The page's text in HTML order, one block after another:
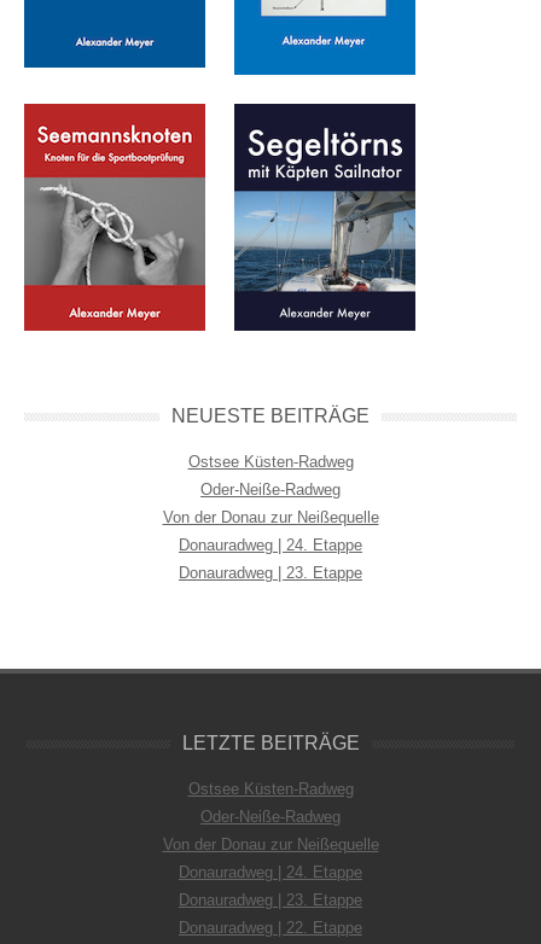
NEUESTE BEITRÄGE
Ostsee Küsten-Radweg
Oder-Neiße-Radweg
Von der Donau zur Neißequelle
Donauradweg | 24. Etappe
Donauradweg | 23. Etappe
LETZTE BEITRÄGE
Ostsee Küsten-Radweg
Oder-Neiße-Radweg
Von der Donau zur Neißequelle
Donauradweg | 24. Etappe
Donauradweg | 23. Etappe
Donauradweg | 22. Etappe